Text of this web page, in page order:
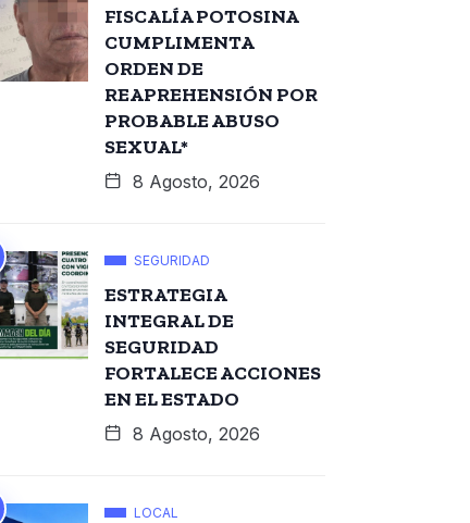
FISCALÍA POTOSINA
CUMPLIMENTA
ORDEN DE
REAPREHENSIÓN POR
PROBABLE ABUSO
SEXUAL*
8 Agosto, 2026
SEGURIDAD
ESTRATEGIA
INTEGRAL DE
SEGURIDAD
FORTALECE ACCIONES
EN EL ESTADO
8 Agosto, 2026
LOCAL